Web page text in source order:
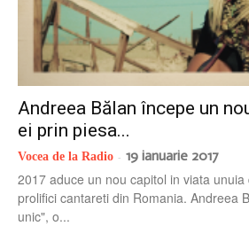
Andreea Bălan începe un
ei prin piesa...
Vocea de la Radio - 19 ianuarie 2017
2017 aduce un nou capitol in viata
prolifici cantareti din Romania. Andreea
unic", o...